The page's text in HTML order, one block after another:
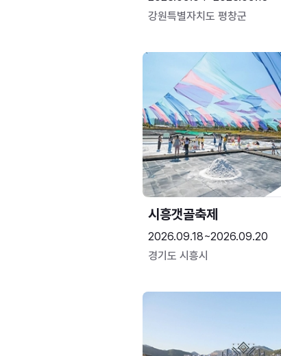
강원특별자치도 평창군
시흥갯골축제
2026.09.18~2026.09.20
경기도 시흥시